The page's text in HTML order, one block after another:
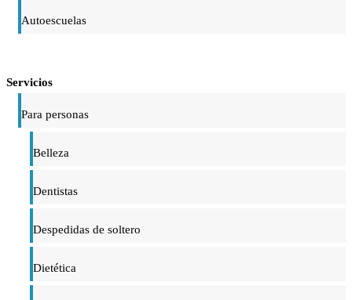
Autoescuelas
Servicios
Para personas
Belleza
Dentistas
Despedidas de soltero
Dietética